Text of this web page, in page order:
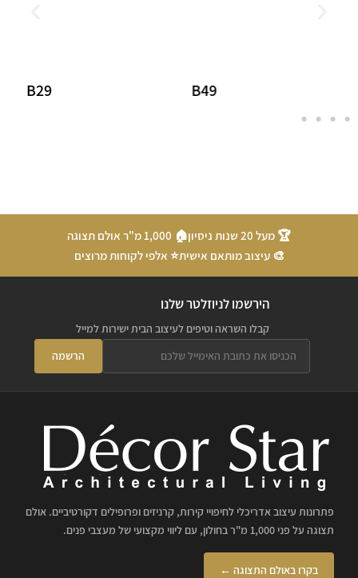
B49
B29
🏆 מעל 20 שנות ניסיון
🏠 1,000 מ"ר אולם תצוגה
🎨 עיצוב מותאם אישית⭐ אלפי לקוחות מרוצים
הירשמו לניוזלטר שלנו
קבלו השראה וטיפים לעיצוב הבית ישירות למייל
הרשמה
פתרונות עיצוב אדריכלי לחיפויי קירות, קרניזים ופרופילים דקורטיביים. אולם
תצוגה על פני 1,000 מ"ר בחולון, עם ליווי מקצועי של מעצבי פנים.
בקרו באולם התצוגה ←